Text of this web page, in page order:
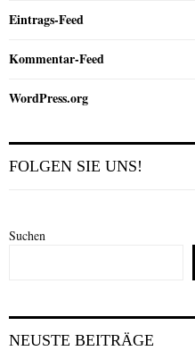
Eintrags-Feed
Kommentar-Feed
WordPress.org
FOLGEN SIE UNS!
Suchen
NEUSTE BEITRÄGE